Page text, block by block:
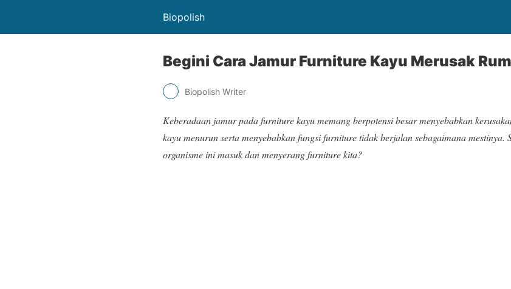
Biopolish
Begini Cara Jamur Furniture Kayu Merusak
Biopolish Writer
Keberadaan jamur pada furniture kayumemang berpotensi besar menyebabkan
kayu menurun serta menyebabkan fungsi furniture tidak berjalan sebagaimana mestinya.
organisme ini masuk dan menyerang furniture kita?